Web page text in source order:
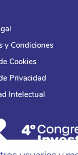
y Condiciones
Cookies
Privacidad
Intelectual